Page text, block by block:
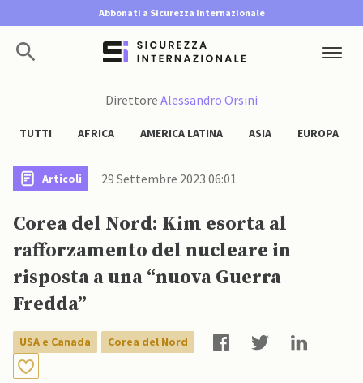
Abbonati a Sicurezza Internazionale
Direttore Alessandro Orsini
TUTTI AFRICA AMERICA LATINA ASIA EUROPA
Articoli 29 Settembre 2023 06:01
Corea del Nord: Kim esorta al
rafforzamento del nucleare in
risposta a una “nuova Guerra
Fredda”
USA e Canada Corea del Nord